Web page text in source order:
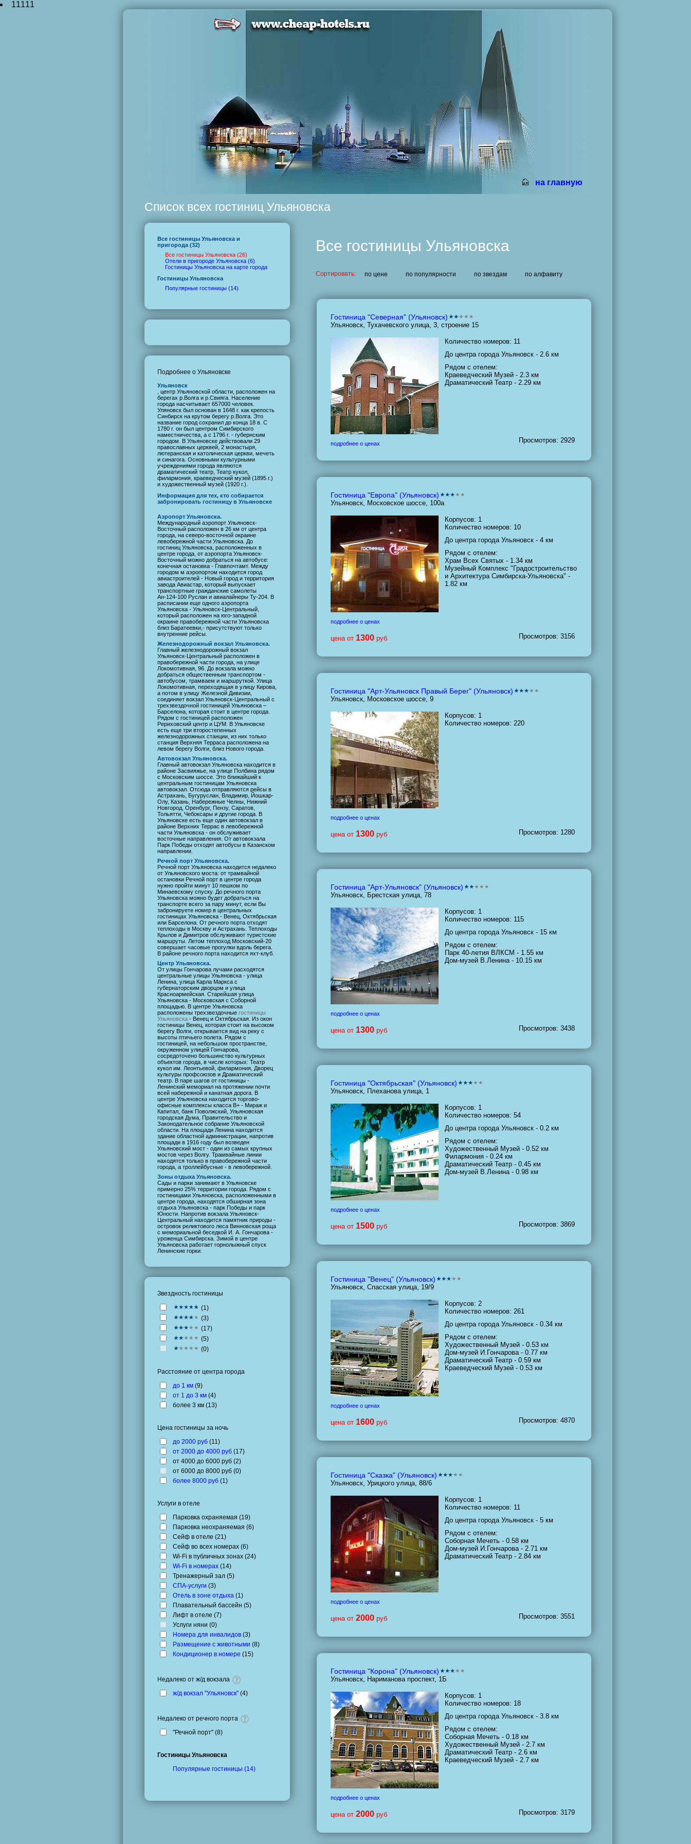
11111
на главную
Список всех гостиниц Ульяновска
Все гостиницы Ульяновска и
пригорода (32)
Все гостиницы Ульяновска (26)
Отели в пригороде Ульяновска (6)
Гостиницы Ульяновска на карте города
Гостиницы Ульяновска
Популярные гостиницы (14)
Подробнее о Ульяновске
Ульяновск
, центр Ульяновской области, расположен на
берегах р.Волга и р.Свияга. Население
города насчитывает 657000 человек.
Уляновск был основан в 1648 г. как крепость
Синбирск на крутом берегу р.Волга. Это
название город сохранил до конца 18 в. С
1780 г. он был центром Симбирского
наместничества, а с 1796 г. - губернским
городом. В Ульяновске действовали 29
православных церквей, 2 монастыря,
лютеранская и католическая церкви, мечеть
и синагога. Основными культурными
учреждениями города являются
драматический театр, Театр кукол,
филармония, краеведческий музей (1895 г.)
и художественный музей (1920 г.).
Информация для тех, кто собирается
забронировать гостиницу в Ульяновске
Аэропорт Ульяновска.
Международный аэропорт Ульяновск-
Восточный расположен в 26 км от центра
города, на северо-восточной окраине
левобережной части Ульяновска. До
гостиниц Ульяновска, расположенных в
центре города, от аэропорта Ульяновск-
Восточный можно добраться на автобусе:
конечная остановка - Главпочтамт. Между
городом м аэропортом находится город
авиастроителей - Новый город и территория
завода Авиастар, который выпускает
транспортные гражданские самолеты
Ан-124-100 Руслан и авиалайнеры Ту-204. В
расписании еще одного аэропорта
Ульяновска - Ульяновск-Центральный,
который расположен на юго-западной
окраине правобережной части Ульяновска
близ Баратеевки,- присутствуют только
внутренние рейсы.
Железнодорожный вокзал Ульяновска.
Главный железнодорожный вокзал
Ульяновск-Центральный расположен в
правобережной части города, на улице
Локомотивная, 96. До вокзала можно
добраться общественным транспортом -
автобусом, трамваем и маршруткой. Улица
Локомотивная, переходящая в улицу Кирова,
а потом в улицу Железной Дивизии,
соединяет вокзал Ульяновск-Центральный с
трехзвездочной гостиницей Ульяновска –
Барселона, которая стоит в центре города.
Рядом с гостиницей расположен
Рериховский центр и ЦУМ. В Ульяновске
есть еще три второстепенных
железнодорожных станции, из них только
станция Верхняя Терраса расположена на
левом берегу Волги, близ Нового города.
Автовокзал Ульяновска.
Главный автовокзал Ульяновска находится в
районе Засвияжье, на улице Полбина рядом
с Московским шоссе. Это ближайший к
центральным гостиницам Ульяновска
автовокзал. Отсюда отправляются рейсы в
Астрахань, Бугуруслан, Владимир, Йошкар-
Олу, Казань, Набережные Челны, Нижний
Новгород, Оренбург, Пензу, Саратов,
Тольятти, Чебоксары и другие города. В
Ульяновске есть еще один автовокзал в
районе Верхних Террас в левобережной
части Ульяновска - он обслуживает
восточные направления. От автовокзала
Парк Победы отходят автобусы в Казанском
направлении.
Речной порт Ульяновска.
Речной порт Ульяновска находится недалеко
от Ульяновского моста: от трамвайной
остановки Речной порт в центре города
нужно пройти минут 10 пешком по
Минаевскому спуску. До речного порта
Ульяновска можно будет добраться на
транспорте всего за пару минут, если Вы
забронируете номер в центральных
гостиницах Ульяновска - Венец, Октябрьская
или Барселона. От речного порта отходят
теплоходы в Москву и Астрахань. Теплоходы
Крылов и Димитров обслуживают туристские
маршруты. Летом теплоход Московский-20
совершает часовые прогулки вдоль берега.
В районе речного порта находится яхт-клуб.
Центр Ульяновска.
От улицы Гончарова лучами расходятся
центральные улицы Ульяновска - улица
Ленина, улица Карла Маркса с
губернаторским дворцом и улица
Красноармейская. Старейшая улица
Ульяновска - Московская с Соборной
площадью. В центре Ульяновска
расположены трехзвездочные гостиницы
Ульяновска - Венец и Октябрьская. Из окон
гостиницы Венец, которая стоит на высоком
берегу Волги, открывается вид на реку с
высоты птичьего полета. Рядом с
гостиницей, на небольшом пространстве,
окруженном улицей Гончарова,
сосредоточено большинство культурных
объектов города, в числе которых: Театр
кукол им. Леонтьевой, филармония, Дворец
культуры профсоюзов и Драматический
театр. В паре шагов от гостиницы -
Ленинский мемориал на протяжении почти
всей набережной и канатная дорога. В
центре Ульяновска находится торгово-
офисные комплексы класса B+ - Мираж и
Капитал, банк Поволжский, Ульяновская
городская Дума, Правительство и
Законодательное собрание Ульяновской
области. На площади Ленина находится
здание областной администрации, напротив
площади в 1916 году был возведен
Ульяновский мост - один из самых крупных
мостов через Волгу. Трамвайные линии
находятся только в правобережной части
города, а троллейбусные - в левобережной.
Зоны отдыха Ульяновска.
Сады и парки занимают в Ульяновске
примерно 25% территории города. Рядом с
гостиницами Ульяновска, расположенными в
центре города, находятся обширная зона
отдыха Ульяновска - парк Победы и парк
Юности. Напротив вокзала Ульяновск-
Центральный находится памятник природы -
островок реликтового леса Винновская роща
с мемориальной беседкой И. А. Гончарова -
уроженца Симбирска. Зимой в центре
Ульяновска работает горнолыжный спуск
Ленинские горки.
Звездность гостиницы
(1)
(3)
(17)
(5)
(0)
Расстояние от центра города
до 1 км (9)
от 1 до 3 км (4)
более 3 км (13)
Цена гостиницы за ночь
до 2000 руб (11 )
от 2000 до 4000 руб (17)
от 4000 до 6000 руб (2)
от 6000 до 8000 руб (0)
более 8000 руб (1 )
Услуги в отеле
Парковка охраняемая (19)
Парковка неохраняемая (6)
Сейф в отеле (21 )
Сейф во всех номерах (6)
Wi-Fi в публичных зонах (24)
Wi-Fi в номерах (14)
Тренажерный зал (5)
СПА-услуги (3)
Отель в зоне отдыха (1 )
Плавательный бассейн (5)
Лифт в отеле (7)
Услуги няни (0)
Номера для инвалидов (3)
Размещение с животными (8)
Кондиционер в номере (15)
Недалеко от ж/д вокзала
ж/д вокзал "Ульяновск" (4)
Недалеко от речного порта
"Речной порт" (8)
Гостиницы Ульяновска
Популярные гостиницы (14)
Все гостиницы Ульяновска
Сортировать: по цене по популярности по звездам по алфавиту
Гостиница "Северная" (Ульяновск)
Ульяновск, Тухачевского улица, 3, строение 15
подробнее о ценах
Количество номеров: 11
До центра города Ульяновск - 2.6 км
Рядом с отелем:
Краеведческий Музей - 2.3 км
Драматический Театр - 2.29 км
Просмотров: 2929
Гостиница "Европа" (Ульяновск)
Ульяновск, Московское шоссе, 100а
подробнее о ценах
цена от 1300 руб
Корпусов: 1
Количество номеров: 10
До центра города Ульяновск - 4 км
Рядом с отелем:
Храм Всех Святых - 1.34 км
Музейный Комплекс "Градостроительство
и Архитектура Симбирска-Ульяновска" -
1.82 км
Просмотров: 3156
Гостиница "Арт-Ульяновск Правый Берег" (Ульяновск)
Ульяновск, Московское шоссе, 9
подробнее о ценах
цена от 1300 руб
Корпусов: 1
Количество номеров: 220
Просмотров: 1280
Гостиница "Арт-Ульяновск" (Ульяновск)
Ульяновск, Брестская улица, 78
подробнее о ценах
цена от 1300 руб
Корпусов: 1
Количество номеров: 115
До центра города Ульяновск - 15 км
Рядом с отелем:
Парк 40-летия ВЛКСМ - 1.55 км
Дом-музей В.Ленина - 10.15 км
Просмотров: 3438
Гостиница "Октябрьская" (Ульяновск)
Ульяновск, Плеханова улица, 1
подробнее о ценах
цена от 1500 руб
Корпусов: 1
Количество номеров: 54
До центра города Ульяновск - 0.2 км
Рядом с отелем:
Художественный Музей - 0.52 км
Филармония - 0.24 км
Драматический Театр - 0.45 км
Дом-музей В.Ленина - 0.98 км
Просмотров: 3869
Гостиница "Венец" (Ульяновск)
Ульяновск, Спасская улица, 19/9
подробнее о ценах
цена от 1600 руб
Корпусов: 2
Количество номеров: 261
До центра города Ульяновск - 0.34 км
Рядом с отелем:
Художественный Музей - 0.53 км
Дом-музей И.Гончарова - 0.77 км
Драматический Театр - 0.59 км
Краеведческий Музей - 0.53 км
Просмотров: 4870
Гостиница "Сказка" (Ульяновск)
Ульяновск, Урицкого улица, 88/6
подробнее о ценах
цена от 2000 руб
Корпусов: 1
Количество номеров: 11
До центра города Ульяновск - 5 км
Рядом с отелем:
Соборная Мечеть - 0.58 км
Дом-музей И.Гончарова - 2.71 км
Драматический Театр - 2.84 км
Просмотров: 3551
Гостиница "Корона" (Ульяновск)
Ульяновск, Нариманова проспект, 1Б
подробнее о ценах
цена от 2000 руб
Корпусов: 1
Количество номеров: 18
До центра города Ульяновск - 3.8 км
Рядом с отелем:
Соборная Мечеть - 0.18 км
Художественный Музей - 2.7 км
Драматический Театр - 2.6 км
Краеведческий Музей - 2.7 км
Просмотров: 3179